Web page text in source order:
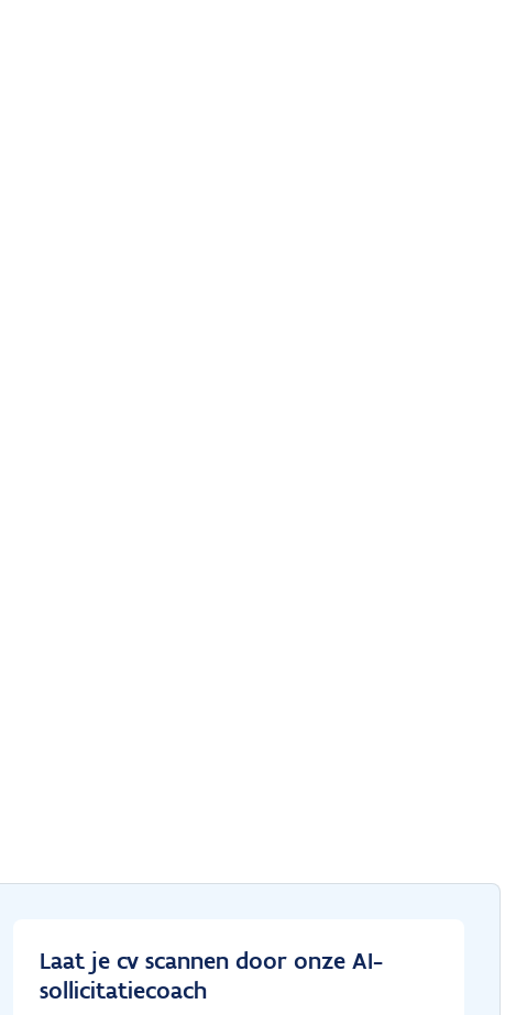
Laat je cv scannen door onze AI-
sollicitatiecoach